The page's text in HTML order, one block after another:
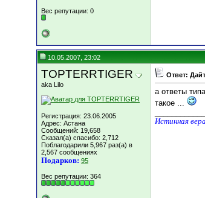
Вес репутации: 0
10.05.2007, 23:02
TOPTERRTIGER
aka Lilo
Регистрация: 23.06.2005
Адрес: Астана
Сообщений: 19,658
Сказал(а) спасибо: 2,712
Поблагодарили 5,967 раз(а) в
2,567 сообщениях
Подарков: 95
Вес репутации: 364
Ответ:
а ответы
такое ...
Истинная